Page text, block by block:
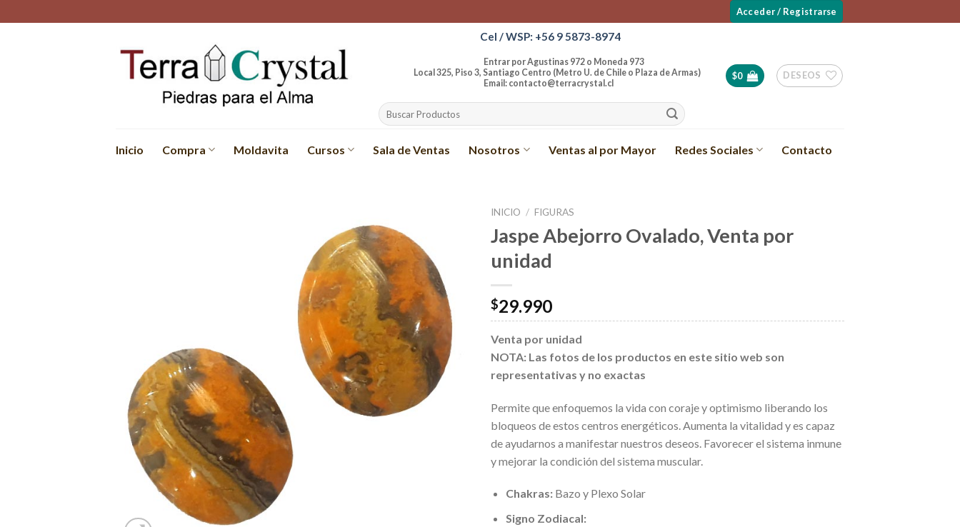
to
Acceder / Registrarse
Cel / WSP: +56 9 5873-8974
Entrar por Agustinas 972 o Moneda 973
Local 325, Piso 3, Santiago Centro (Metro U. de Chile o Plaza de Armas)
Email: contacto@terracrystal.cl
Buscar
por:
$0 DESEOS
Inicio Compra Moldavita Cursos Sala de Ventas Nosotros Ventas al por Mayor Redes Sociales Contacto
lista de
deseos
INICIO / FIGURAS
Jaspe Abejorro Ovalado, Venta por
unidad
$29.990
Venta por unidad
NOTA: Las fotos de los productos en este sitio web son
representativas y no exactas
Permite que enfoquemos la vida con coraje y optimismo liberando los
bloqueos de estos centros energéticos. Aumenta la vitalidad y es capaz
de ayudarnos a manifestar nuestros deseos. Favorecer el sistema inmune
y mejorar la condición del sistema muscular.
Chakras: Bazo y Plexo Solar
Signo Zodiacal: